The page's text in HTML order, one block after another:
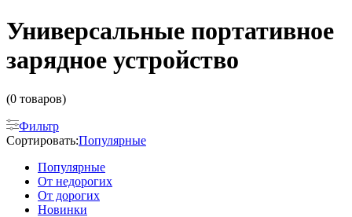
Универсальные портативное
зарядное устройство
(0 товаров)
Фильтр
Сортировать:Популярные
Популярные
От недорогих
От дорогих
Новинки